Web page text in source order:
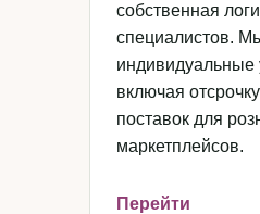
собственная
специалистов.
индивидуальные
включая
поставок для
маркетплейсов.
Перейти